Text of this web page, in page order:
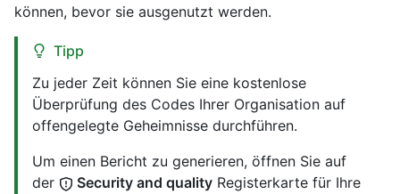
können, bevor sie ausgenutzt werden.
Tipp
Zu jeder Zeit können Sie eine kostenlose
Überprüfung des Codes Ihrer Organisation auf
offengelegte Geheimnisse durchführen.
Um einen Bericht zu generieren, öffnen Sie auf
der
Security and quality Registerkarte für Ihre